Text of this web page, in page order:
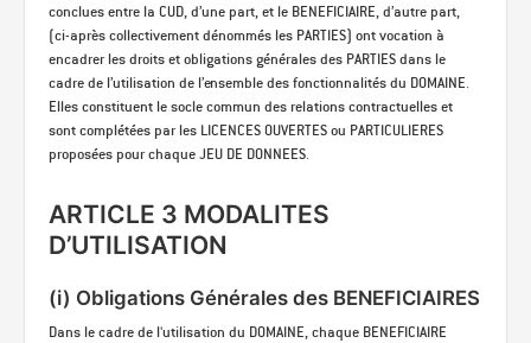
conclues entre la CUD, d’une part, et le BENEFICIAIRE, d’autre part,
(ci-après collectivement dénommés les PARTIES) ont vocation à
encadrer les droits et obligations générales des PARTIES dans le
cadre de l’utilisation de l’ensemble des fonctionnalités du DOMAINE.
Elles constituent le socle commun des relations contractuelles et
sont complétées par les LICENCES OUVERTES ou PARTICULIERES
proposées pour chaque JEU DE DONNEES.
ARTICLE 3 MODALITES
D’UTILISATION
(i) Obligations Générales des BENEFICIAIRES
Dans le cadre de l'utilisation du DOMAINE, chaque BENEFICIAIRE